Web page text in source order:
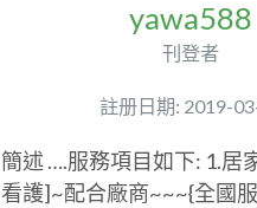
yawa588
刊登者
註册日期: 2019-
簡述 ….服務項目如下: 1.居
看護]~配合廠商~~~{全國